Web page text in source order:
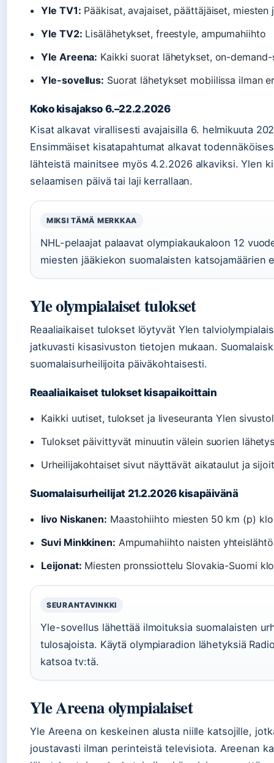
Yle TV1: Pääkisat, avajaiset, päättäjäiset, miesten
Yle TV2: Lisälähetykset, freestyle, ampumahiihto
Yle Areena: Kaikki suorat lähetykset, on-
Yle-sovellus: Suorat lähetykset mobiilissa ilman
Koko kisajakso 6.–22.2.2026
Kisat alkavat virallisesti avajaisilla 6. helmikuuta
Ensimmäiset kisatapahtumat alkavat
lähteistä mainitsee myös 4.2.2026 alkaviksi. Ylen
selaamisen päivä tai laji kerrallaan.
MIKSI TÄMÄ MERKKAA
NHL-pelaajat palaavat olympiakaukaloon 12
miesten jääkiekon suomalaisten katsojamäärien
Yle olympialaiset tulokset
Reaaliaikaiset tulokset löytyvät Ylen
jatkuvasti kisasivuston tietojen mukaan.
suomalaisurheilijoita päiväkohtaisesti.
Reaaliaikaiset tulokset kisapaikoittain
Kaikki uutiset, tulokset ja liveseuranta Ylen
Tulokset päivittyvät minuutin välein suorien
Urheilijakohtaiset sivut näyttävät aikataulut ja
Suomalaisurheilijat 21.2.2026 kisapäivänä
Iivo Niskanen: Maastohiihto miesten 50 km (p)
Suvi Minkkinen: Ampumahiihto naisten
Leijonat: Miesten pronssiottelu Slovakia-Suomi
SEURANTAVINKKI
Yle-sovellus lähettää ilmoituksia suomalaisten
tulosajoista. Käytä olympiaradion lähetyksiä
katsoa tv:tä.
Yle Areena olympialaiset
Yle Areena on keskeinen alusta niille katsojille,
joustavasti ilman perinteistä televisiota. Areenan